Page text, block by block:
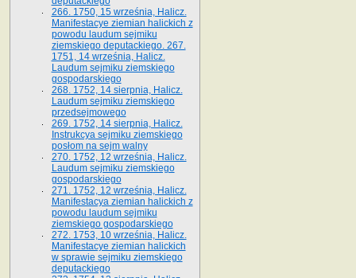
266. 1750, 15 września, Halicz.
Manifestacye ziemian halickich z
powodu laudum sejmiku
ziemskiego deputackiego. 267.
1751, 14 września, Halicz.
Laudum sejmiku ziemskiego
gospodarskiego
268. 1752, 14 sierpnia, Halicz.
Laudum sejmiku ziemskiego
przedsejmowego
269. 1752, 14 sierpnia, Halicz.
Instrukcya sejmiku ziemskiego
posłom na sejm walny
270. 1752, 12 września, Halicz.
Laudum sejmiku ziemskiego
gospodarskiego
271. 1752, 12 września, Halicz.
Manifestacya ziemian halickich z
powodu laudum sejmiku
ziemskiego gospodarskiego
272. 1753, 10 września, Halicz.
Manifestacye ziemian halickich
w sprawie sejmiku ziemskiego
deputackiego